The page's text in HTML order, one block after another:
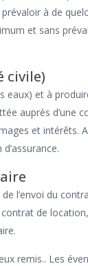
à de
et sans
civile)
eaux) et à
auprès d’une
et intérêts.
l’envoi du
de
remis.. Les